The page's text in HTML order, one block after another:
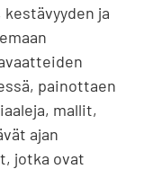
ja
painottaen
mallit,
ajan
jotka ovat